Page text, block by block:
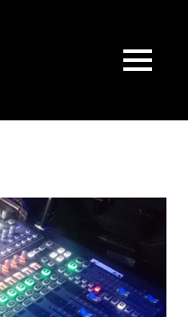
MENÜ